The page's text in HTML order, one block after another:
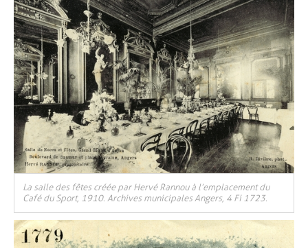
La salle des fêtes créée par Hervé Rannou à l’emplacement du
Café du Sport, 1910. Archives municipales Angers, 4 Fi 1723.